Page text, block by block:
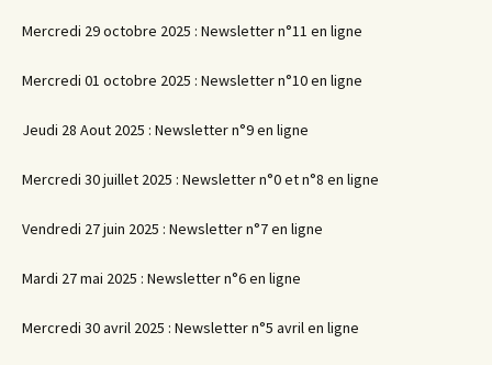
Mercredi 29 octobre 2025 : Newsletter n°11 en ligne
Mercredi 01 octobre 2025 : Newsletter n°10 en ligne
Jeudi 28 Aout 2025 : Newsletter n°9 en ligne
Mercredi 30 juillet 2025 : Newsletter n°0 et n°8 en ligne
Vendredi 27 juin 2025 : Newsletter n°7 en ligne
Mardi 27 mai 2025 : Newsletter n°6 en ligne
Mercredi 30 avril 2025 : Newsletter n°5 avril en ligne